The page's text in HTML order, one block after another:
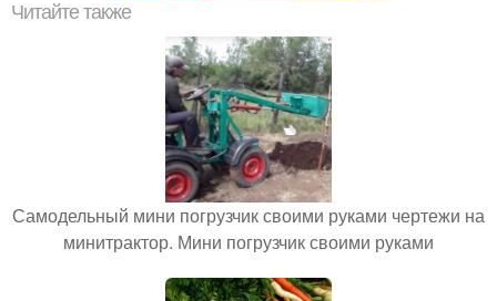
Читайте также
Самодельный мини погрузчик своими руками чертежи на
минитрактор. Мини погрузчик своими руками